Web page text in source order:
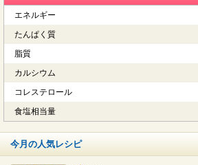
エネルギー
たんぱく質
脂質
カルシウム
コレステロール
食塩相当量
今月の人気レシピ